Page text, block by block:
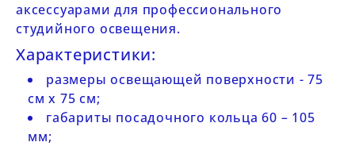
аксессуарами для профессионального
студийного освещения.
Характеристики:
размеры освещающей поверхности - 75
см х 75 см;
габариты посадочного кольца 60 – 105
мм;